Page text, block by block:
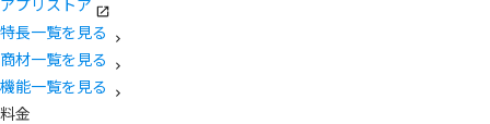
アプリストア
特長一覧を見る
商材一覧を見る
機能一覧を見る
料金